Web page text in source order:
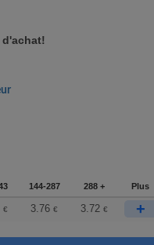
144-287 288 + Plus
€ 3.76 € 3.72 € +